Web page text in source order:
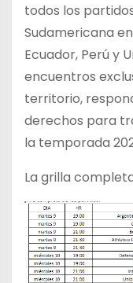
todos los
Sudamericana
Ecuador, Perú y
encuentros
territorio,
derechos para
la temporada
La grilla